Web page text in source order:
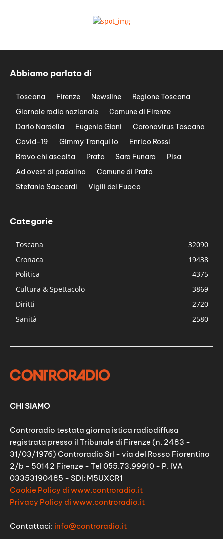
Abbiamo parlato di
Toscana Firenze Newsline
Regione Toscana
Giornale radio nazionale
Comune di Firenze
Dario Nardella
Eugenio Giani
Coronavirus Toscana
Covid-19
Gimmy Tranquillo
Enrico Rossi
Bravo chi ascolta
Prato Sara Funaro
Pisa
Ad ovest di padalino
Comune di Prato
Stefania Saccardi
Vigili del Fuoco
Categorie
Toscana
32090
Cronaca
19438
Politica
4375
Cultura & Spettacolo
3869
Diritti
2720
Sanità
2580
CHI SIAMO
Controradio testata giornalistica radiodiffusa
registrata presso il Tribunale di Firenze (n. 2483 -
31/03/1976) Controradio Srl - via del Rosso Fiorentino
2/b - 50142 Firenze - Tel 055.73.99910 - P. IVA
03353190485 - SDI: M5UXCR1
Cookie Policy di www.controradio.it
Privacy Policy di www.controradio.it
Contattaci: info@controradio.it